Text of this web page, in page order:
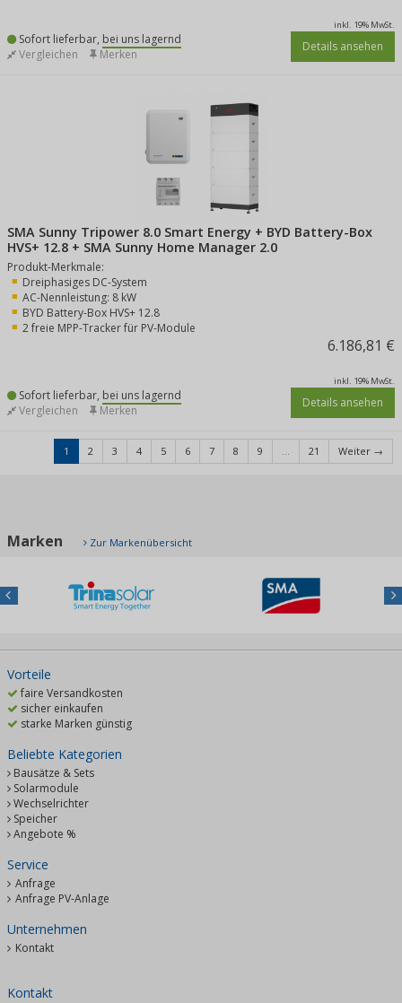
inkl. 19% MwSt.
Sofort lieferbar, bei uns lagernd Details ansehen
Vergleichen Merken
SMA Sunny Tripower 8.0 Smart Energy + BYD Battery-Box
HVS+ 12.8 + SMA Sunny Home Manager 2.0
Produkt-Merkmale:
Dreiphasiges DC-System
AC-Nennleistung: 8 kW
BYD Battery-Box HVS+ 12.8
2 freie MPP-Tracker für PV-Module
6.186,81 €
inkl. 19% MwSt.
Sofort lieferbar, bei uns lagernd Details ansehen
Vergleichen Merken
1 2 3 4 5 6 7 8 9 ... 21 Weiter →
Marken Zur Markenübersicht
Vorteile
faire Versandkosten
sicher einkaufen
starke Marken günstig
Beliebte Kategorien
Bausätze & Sets
Solarmodule
Wechselrichter
Speicher
Angebote %
Service
Anfrage
Anfrage PV-Anlage
Unternehmen
Kontakt
Kontakt